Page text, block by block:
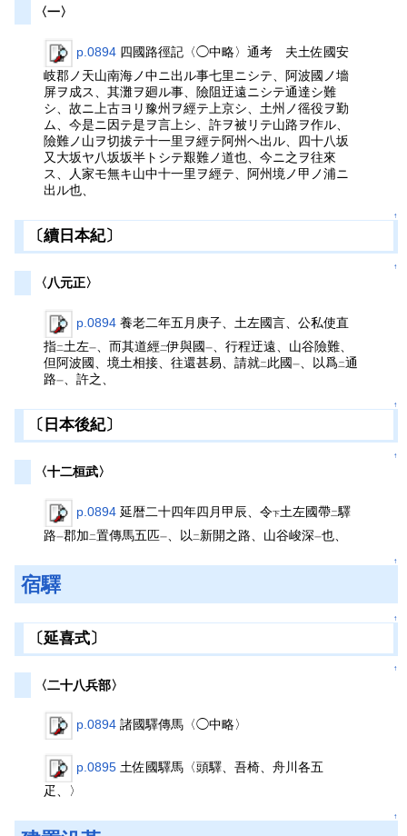
〈一〉
p.0894 四國路徑記〈◯中略〉通考 夫土佐國安
岐郡ノ天山南海ノ中ニ出ル事七里ニシテ、阿波國ノ墻
屏ヲ成ス、其灘ヲ廻ル事、險阻迂遠ニシテ通達シ難
シ、故ニ上古ヨリ豫州ヲ經テ上京シ、土州ノ徭役ヲ勤
ム、今是ニ因テ是ヲ言上シ、許ヲ被リテ山路ヲ作ル、
險難ノ山ヲ切拔テ十一里ヲ經テ阿州ヘ出ル、四十八坂
又大坂ヤ八坂坂半トシテ艱難ノ道也、今ニ之ヲ往來
ス、人家モ無キ山中十一里ヲ經テ、阿州境ノ甲ノ浦ニ
出ル也、
↑
〔續日本紀〕
↑
〈八元正〉
p.0894 養老二年五月庚子、土左國言、公私使直
指二 土左一 、而其道經二伊與國一
、行程迂遠、山谷險難、
但阿波國、境土相接、往還甚易、請就二 此國一 、以爲二通
路一 、許之、
↑
〔日本後紀〕
↑
〈十二桓武〉
p.0894 延暦二十四年四月甲辰、令下土左國帶二驛
路一郡加 二置傳馬五匹一 、以 二 新開之路、山谷峻深一也、
↑
宿驛
↑
〔延喜式〕
↑
〈二十八兵部〉
p.0894 諸國驛傳馬〈◯中略〉
p.0895 土佐國驛馬〈頭驛、吾椅、舟川各五
疋、〉
↑